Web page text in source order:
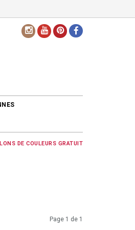
DE COULEURS GRATUIT
Page 1 de 1